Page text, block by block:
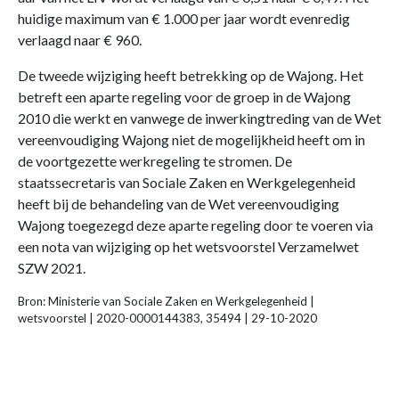
huidige maximum van € 1.000 per jaar wordt evenredig
verlaagd naar € 960.
De tweede wijziging heeft betrekking op de Wajong. Het
betreft een aparte regeling voor de groep in de Wajong
2010 die werkt en vanwege de inwerkingtreding van de Wet
vereenvoudiging Wajong niet de mogelijkheid heeft om in
de voortgezette werkregeling te stromen. De
staatssecretaris van Sociale Zaken en Werkgelegenheid
heeft bij de behandeling van de Wet vereenvoudiging
Wajong toegezegd deze aparte regeling door te voeren via
een nota van wijziging op het wetsvoorstel Verzamelwet
SZW 2021.
Bron: Ministerie van Sociale Zaken en Werkgelegenheid |
wetsvoorstel | 2020-0000144383, 35494 | 29-10-2020